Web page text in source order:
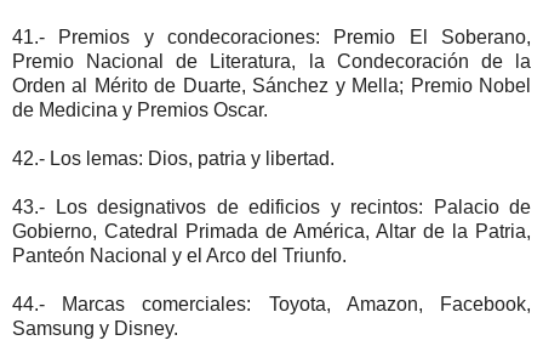
41.- Premios y condecoraciones: Premio El Soberano,
Premio Nacional de Literatura, la Condecoración de la
Orden al Mérito de Duarte, Sánchez y Mella; Premio Nobel
de Medicina y Premios Oscar.
42.- Los lemas: Dios, patria y libertad.
43.- Los designativos de edificios y recintos: Palacio de
Gobierno, Catedral Primada de América, Altar de la Patria,
Panteón Nacional y el Arco del Triunfo.
44.- Marcas comerciales: Toyota, Amazon, Facebook,
Samsung y Disney.